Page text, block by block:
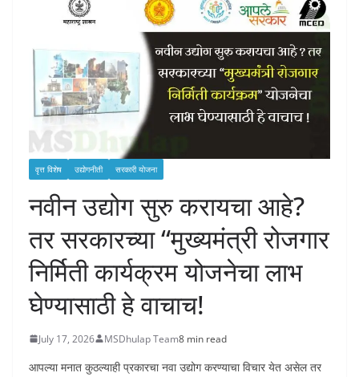
वृत्त विशेष उद्योगनीती सरकारी योजना
नवीन उद्योग सुरु करायचा आहे?
तर सरकारच्या “मुख्यमंत्री रोजगार
निर्मिती कार्यक्रम योजनेचा लाभ
घेण्यासाठी हे वाचाच!
July 17, 2026 MSDhulap Team8 min read
आपल्या मनात कुठल्याही प्रकारचा नवा उद्योग करण्याचा विचार येत असेल तर